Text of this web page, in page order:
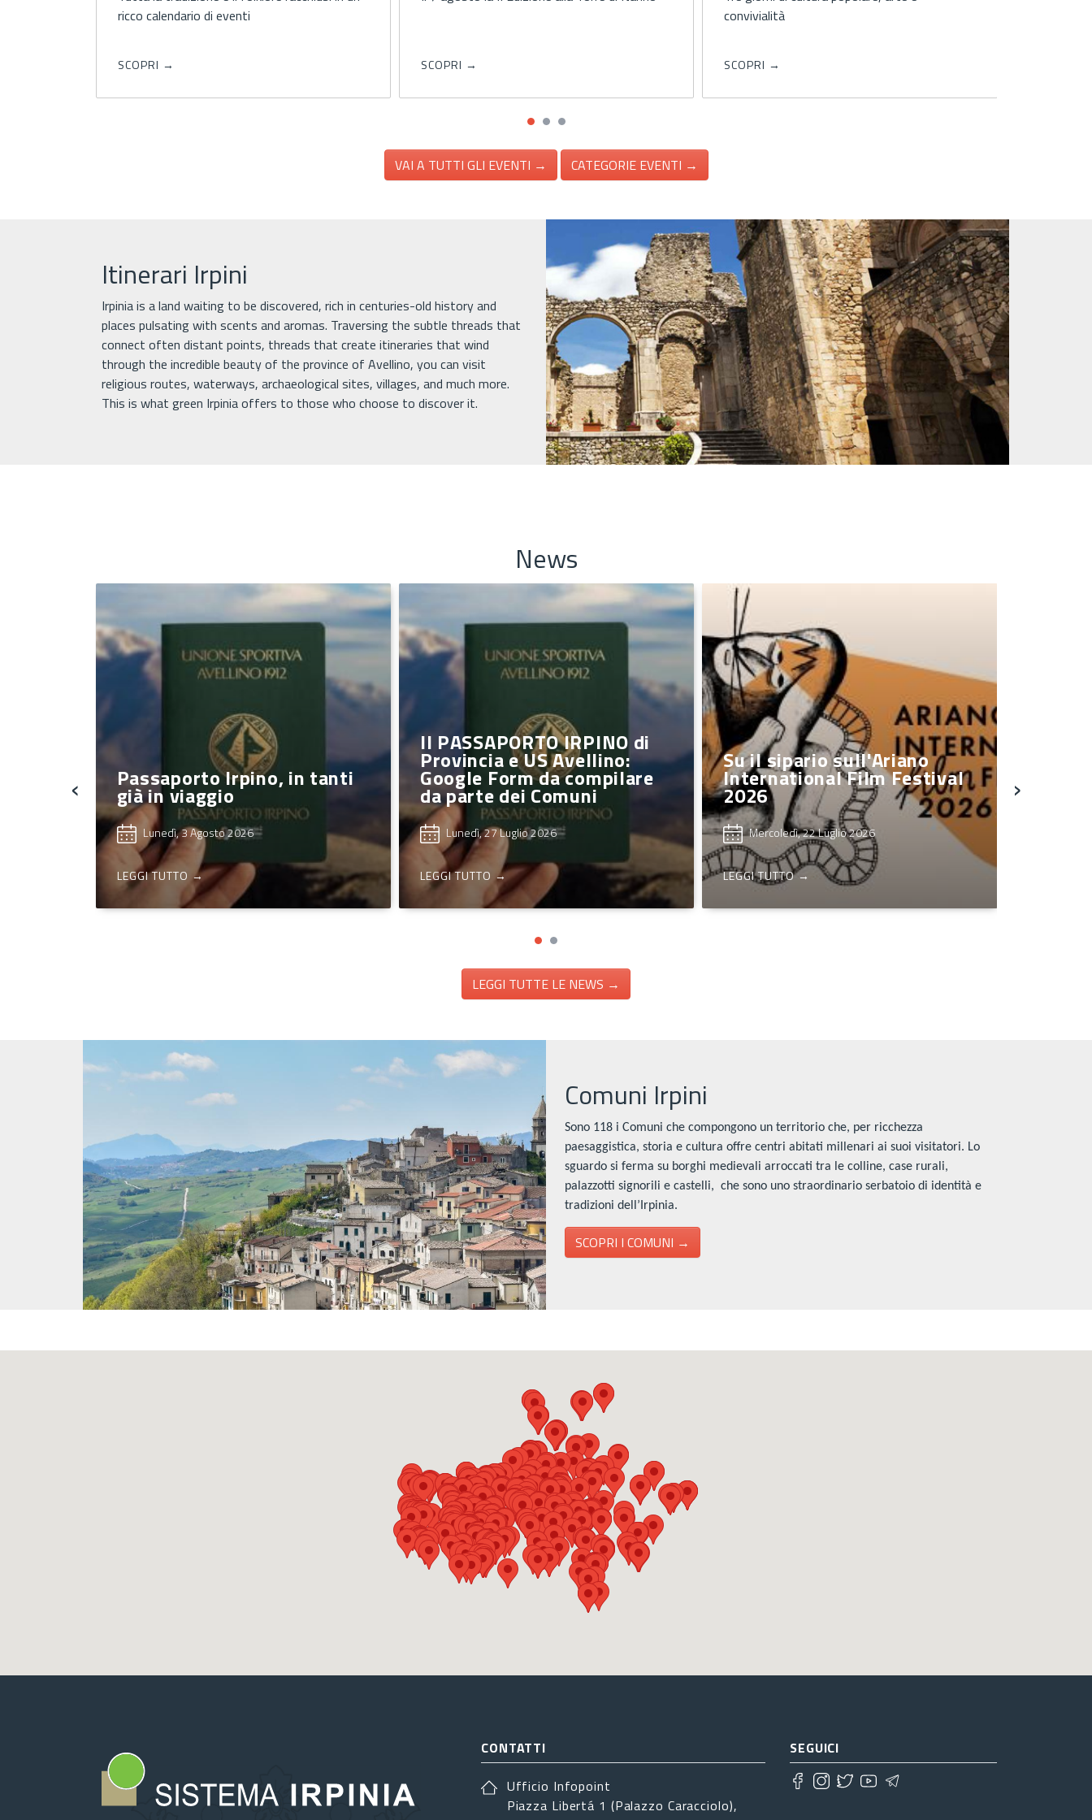
SCOPRI → SCOPRI →
di degustazioni e incontri
SCOPRI →
VAI A TUTTI GLI EVENTI → CATEGORIE EVENTI →
Itinerari Irpini
Irpinia is a land waiting to be discovered, rich in centuries-old history and
places pulsating with scents and aromas. Traversing the subtle threads that
connect often distant points, threads that create itineraries that wind
through the incredible beauty of the province of Avellino, you can visit
religious routes, waterways, archaeological sites, villages, and much more.
This is what green Irpinia offers to those who choose to discover it.
News
Il PASSAPORTO IRPINO di
Provincia e US Avellino:
Google Form da compilare
da parte dei Comuni
Lunedì, 27 Luglio 2026
LEGGI TUTTO →
Su il sipario sull'Ariano
International Film Festival
2026
Mercoledì, 22 Luglio 2026
LEGGI TUTTO →
Venticano accende i
riflettori sul teatro: prima
edizione del "Venticano
Teatro Festival"
Giovedì, 16 Luglio 2026
LEGGI TUTTO →
‹ ›
LEGGI TUTTE LE NEWS →
Comuni Irpini
Sono 118 i Comuni che compongono un territorio che, per ricchezza
paesaggistica, storia e cultura offre centri abitati millenari ai suoi visitatori. Lo
sguardo si ferma su borghi medievali arroccati tra le colline, case rurali,
palazzotti signorili e castelli, che sono uno straordinario serbatoio di identità e
tradizioni dell’Irpinia.
SCOPRI I COMUNI →
CONTATTI
Ufficio Infopoint
Piazza Libertá 1 (Palazzo Caracciolo),
SEGUICI